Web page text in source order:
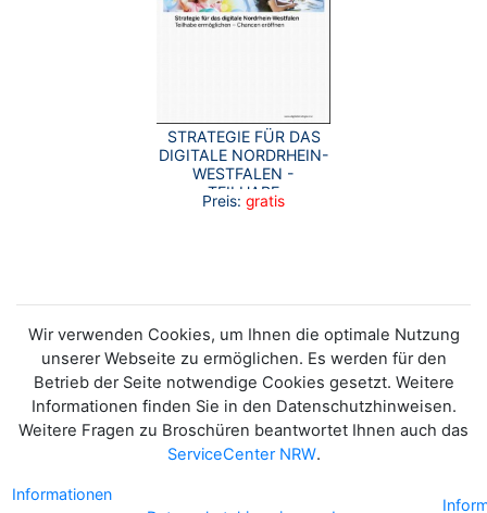
STRATEGIE FÜR DAS
DIGITALE NORDRHEIN-
WESTFALEN -
TEILHABE
ERMÖGLICHEN
Preis: gratis
Wir verwenden Cookies, um Ihnen die optimale Nutzung
unserer Webseite zu ermöglichen. Es werden für den
Betrieb der Seite notwendige Cookies gesetzt. Weitere
Informationen finden Sie in den Datenschutzhinweisen.
Weitere Fragen zu Broschüren beantwortet Ihnen auch das
ServiceCenter NRW.
Informationen